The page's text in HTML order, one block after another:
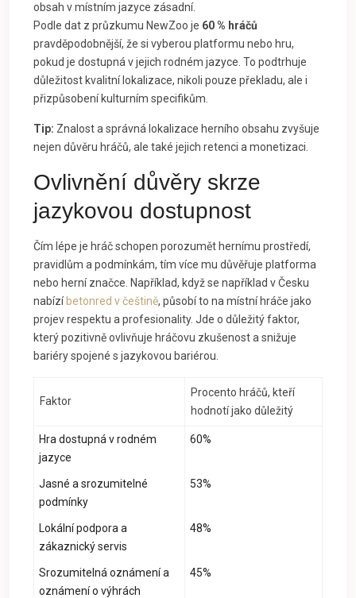
obsah v místním jazyce zásadní.
Podle dat z průzkumu NewZoo je 60 % hráčů
pravděpodobnější, že si vyberou platformu nebo hru,
pokud je dostupná v jejich rodném jazyce. To podtrhuje
důležitost kvalitní lokalizace, nikoli pouze překladu, ale i
přizpůsobení kulturním specifikům.
Tip: Znalost a správná lokalizace herního obsahu zvyšuje
nejen důvěru hráčů, ale také jejich retenci a monetizaci.
Ovlivnění důvěry skrze
jazykovou dostupnost
Čím lépe je hráč schopen porozumět hernímu prostředí,
pravidlům a podmínkám, tím více mu důvěřuje platforma
nebo herní značce. Například, když se například v Česku
nabízí betonred v češtině, působí to na místní hráče jako
projev respektu a profesionality. Jde o důležitý faktor,
který pozitivně ovlivňuje hráčovu zkušenost a snižuje
bariéry spojené s jazykovou bariérou.
Faktor
Procento hráčů, kteří
hodnotí jako důležitý
Hra dostupná v rodném
jazyce
60%
Jasné a srozumitelné
podmínky
53%
Lokální podpora a
zákaznický servis
48%
Srozumitelná oznámení a
oznámení o výhrách
45%